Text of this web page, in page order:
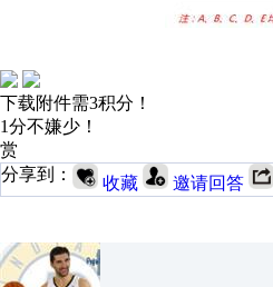
下载附件需3积分！
1分不嫌少！
赏
分享到：
收藏 邀请回答